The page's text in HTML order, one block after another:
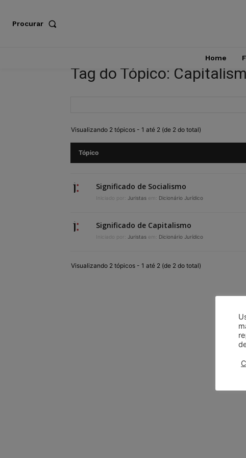
Procurar
Home
Tag do Tópico:
Visualizando 2 tópicos - 1 até 2 (de 2 do total)
Tópico
Significado de Socialismo
Iniciado por: Juristas em: Dicionário Jurídico
Significado de Capitalismo
Iniciado por: Juristas em: Dicionário Jurídico
Visualizando 2 tópicos - 1 até 2 (de 2 do total)